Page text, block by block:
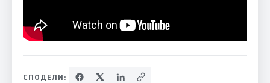
СПОДЕЛИ: